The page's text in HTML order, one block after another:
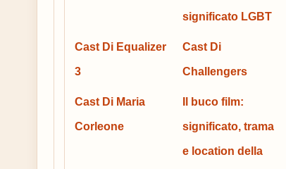
significato LGBT
Cast Di Equalizer
3
Cast Di
Challengers
Cast Di Maria
Corleone
Il buco film:
significato, trama
e location della